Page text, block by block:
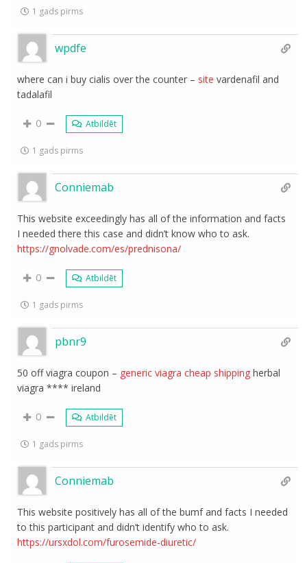
1 gads pirms
wpdfe
where can i buy cialis over the counter – site vardenafil and
tadalafil
0 Atbildēt
1 gads pirms
Conniemab
This website exceedingly has all of the information and facts
I needed there this case and didn’t know who to ask.
https://gnolvade.com/es/prednisona/
0 Atbildēt
1 gads pirms
pbnr9
50 off viagra coupon – generic viagra cheap shipping herbal
viagra **** ireland
0 Atbildēt
1 gads pirms
Conniemab
This website positively has all of the bumf and facts I needed
to this participant and didn’t identify who to ask.
https://ursxdol.com/furosemide-diuretic/